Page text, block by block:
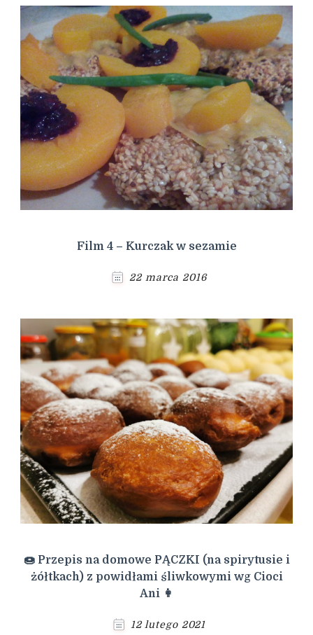
Film 4 – Kurczak w sezamie
22 marca 2016
🍩 Przepis na domowe PĄCZKI (na spirytusie i
żółtkach) z powidłami śliwkowymi wg Cioci
Ani 👩
12 lutego 2021